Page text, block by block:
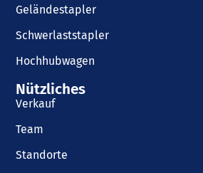
Geländestapler
Schwerlaststapler
Hochhubwagen
Nützliches
Verkauf
Team
Standorte